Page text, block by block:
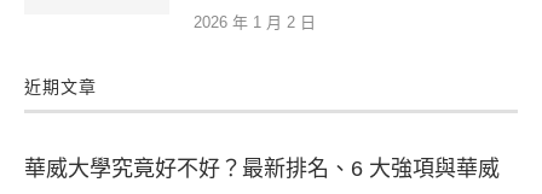
2026 年 1 月 2 日
近期文章
華威大學究竟好不好？最新排名、6 大強項與華威